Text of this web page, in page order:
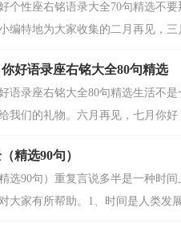
个性座右铭语录大全70句精选不
编特地为大家收集的二月再见，
好语录座右铭大全80句精选
语录座右铭大全80句精选生活不
我们的礼物。六月再见，七月你好
精选90句）
选90句）重复言说多半是一种时
大家有所帮助。1、时间是人类发